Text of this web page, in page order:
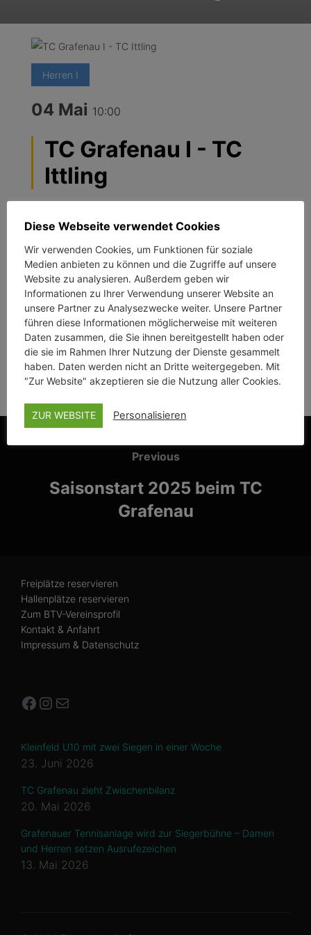
Herren I
04 Mai 10:00
TC Grafenau I - TC
Ittling
Grafenau
Grafenau
QR-Code scannen
Beitragsnavigation
Previous
Previous
Saisonstart 2025 beim TC
Grafenau
Freiplätze reservieren
Hallenplätze reservieren
Zum BTV-Vereinsprofil
Kontakt & Anfahrt
Impressum & Datenschutz
Facebook
Instagram
E-Mail
Kleinfeld U10 mit zwei Siegen in einer Woche
23. Juni 2026
TC Grafenau zieht Zwischenbilanz
20. Mai 2026
Grafenauer Tennisanlage wird zur Siegerbühne – Damen
und Herren setzen Ausrufezeichen
13. Mai 2026
Diese Webseite verwendet Cookies
Wir verwenden Cookies, um Funktionen für soziale
Medien anbieten zu können und die Zugriffe auf unsere
Website zu analysieren. Außerdem geben wir
Informationen zu Ihrer Verwendung unserer Website an
unsere Partner zu Analysezwecke weiter. Unsere Partner
führen diese Informationen möglicherweise mit weiteren
Daten zusammen, die Sie ihnen bereitgestellt haben oder
die sie im Rahmen Ihrer Nutzung der Dienste gesammelt
haben. Daten werden nicht an Dritte weitergegeben. Mit
"Zur Website" akzeptieren sie die Nutzung aller Cookies.
ZUR WEBSITE Personalisieren